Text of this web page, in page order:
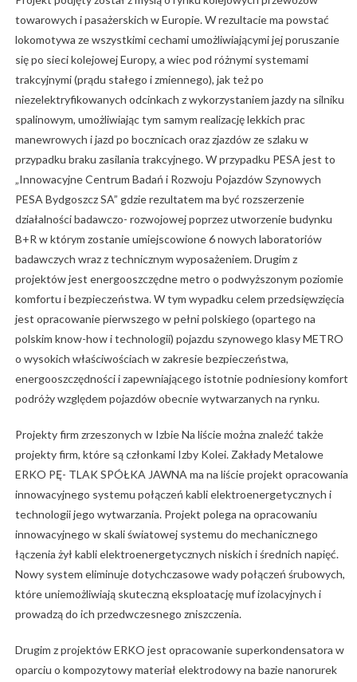
towarowych i pasażerskich w Europie. W rezultacie ma powstać
lokomotywa ze wszystkimi cechami umożliwiającymi jej poruszanie
się po sieci kolejowej Europy, a wiec pod różnymi systemami
trakcyjnymi (prądu stałego i zmiennego), jak też po
niezelektryfikowanych odcinkach z wykorzystaniem jazdy na silniku
spalinowym, umożliwiając tym samym realizację lekkich prac
manewrowych i jazd po bocznicach oraz zjazdów ze szlaku w
przypadku braku zasilania trakcyjnego. W przypadku PESA jest to
„Innowacyjne Centrum Badań i Rozwoju Pojazdów Szynowych
PESA Bydgoszcz SA” gdzie rezultatem ma być rozszerzenie
działalności badawczo- rozwojowej poprzez utworzenie budynku
B+R w którym zostanie umiejscowione 6 nowych laboratoriów
badawczych wraz z technicznym wyposażeniem. Drugim z
projektów jest energooszczędne metro o podwyższonym poziomie
komfortu i bezpieczeństwa. W tym wypadku celem przedsięwzięcia
jest opracowanie pierwszego w pełni polskiego (opartego na
polskim know-how i technologii) pojazdu szynowego klasy METRO
o wysokich właściwościach w zakresie bezpieczeństwa,
energooszczędności i zapewniającego istotnie podniesiony komfort
podróży względem pojazdów obecnie wytwarzanych na rynku.
Projekty firm zrzeszonych w Izbie Na liście można znaleźć także
projekty firm, które są członkami Izby Kolei. Zakłady Metalowe
ERKO PĘ- TLAK SPÓŁKA JAWNA ma na liście projekt opracowania
innowacyjnego systemu połączeń kabli elektroenergetycznych i
technologii jego wytwarzania. Projekt polega na opracowaniu
innowacyjnego w skali światowej systemu do mechanicznego
łączenia żył kabli elektroenergetycznych niskich i średnich napięć.
Nowy system eliminuje dotychczasowe wady połączeń śrubowych,
które uniemożliwiają skuteczną eksploatację muf izolacyjnych i
prowadzą do ich przedwczesnego zniszczenia.
Drugim z projektów ERKO jest opracowanie superkondensatora w
oparciu o kompozytowy materiał elektrodowy na bazie nanorurek